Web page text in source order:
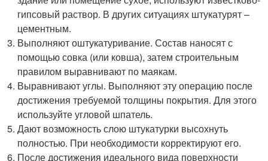
гипсовый раствор. В других ситуациях штукатурят –
цементным.
Выполняют оштукатуривание. Состав наносят с
помощью совка (или ковша), затем строительным
правилом выравнивают по маякам.
Выравнивают углы. Выполняют эту операцию после
достижения требуемой толщины покрытия. Для этого
используйте угловой шпатель.
Дают возможность слою штукатурки высохнуть
полностью. При необходимости корректируют его.
После достижения идеального вида поверхности